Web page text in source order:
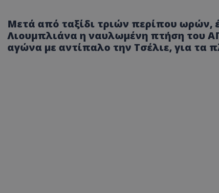
Μετά από ταξίδι τριών περίπου ωρών,
Λιουμπλιάνα η ναυλωμένη πτήση του
αγώνα με αντίπαλο την Τσέλιε, για τα